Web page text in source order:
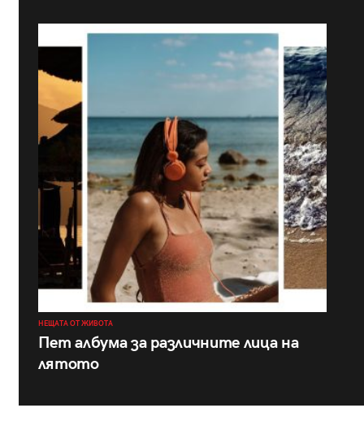
НЕЩАТА ОТ ЖИВОТА
Пет албума за различните лица на
лятото